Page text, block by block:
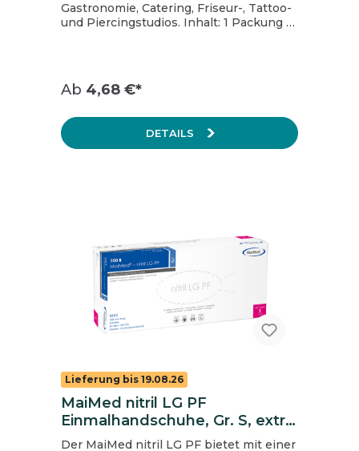
Gastronomie, Catering, Friseur-, Tattoo-
und Piercingstudios. Inhalt: 1 Packung =
Ab 4,68 €*
DETAILS
Lieferung bis 19.08.26
MaiMed nitril LG PF
Einmalhandschuhe, Gr. S, extra
lang, blau, ungepudert
Der MaiMed nitril LG PF bietet mit einer